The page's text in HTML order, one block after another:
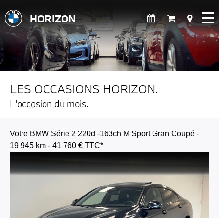
HORIZON
LES OCCASIONS HORIZON.
L'occasion du mois.
Votre BMW Série 2 220d -163ch M Sport Gran Coupé -
19 945 km - 41 760 € TTC*